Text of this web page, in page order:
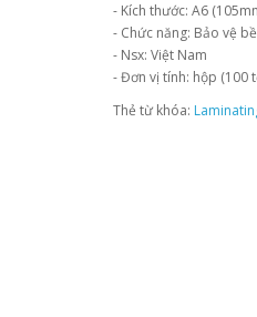
- Kích thước: A6
- Chức năng: Bảo vệ
- Nsx: Việt Nam
- Đơn vị tính: hộp (100
Thẻ từ khóa: